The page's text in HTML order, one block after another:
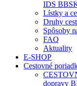
IDS
Lístky a
Druhy
Spôsoby
FAQ
Aktuality
E-SHOP
Cestovné
dopravy